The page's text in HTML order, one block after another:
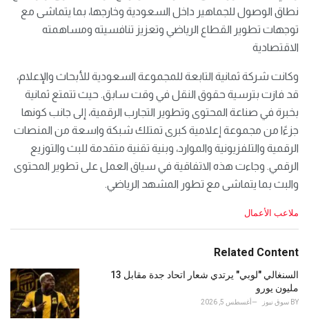
نطاق الوصول للجماهير داخل السعودية وخارجها، بما يتماشى مع
توجهات تطوير القطاع الرياضي وتعزيز تنافسيته ومساهمته
الاقتصادية
وكانت شركة ثمانية التابعة للمجموعة السعودية للأبحاث والإعلام،
قد فازت بترسية حقوق النقل في وقت سابق. حيث تتمتع ثمانية
بخبرة في صناعة المحتوى وتطوير التجارب الرقمية، إلى جانب كونها
جزءًا من مجموعة إعلامية كبرى تمتلك شبكة واسعة من المنصات
الرقمية والتلفزيونية والموارد، وبنية تقنية متقدمة للبث والتوزيع
الرقمي. وجاءت هذه الاتفاقية في سياق العمل على تطوير المحتوى
والبث بما يتماشى مع تطور المشهد الرياضي.
C
e
o
r
i
ملاعب الأعمال
Related Content
السنغالي "لوبي" يرتدي شعار اتحاد جدة مقابل 13
مليون يورو
BY سوق نيوز أغسطس 5, 2026